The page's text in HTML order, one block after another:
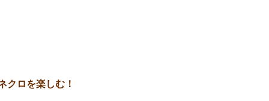
クロを楽しむ！